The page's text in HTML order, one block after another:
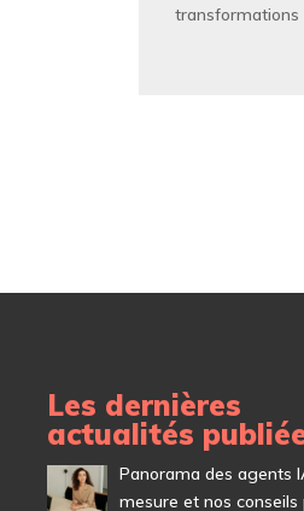
transformations
Les dernières
actualités
Panorama des agents
mesure et nos conseils